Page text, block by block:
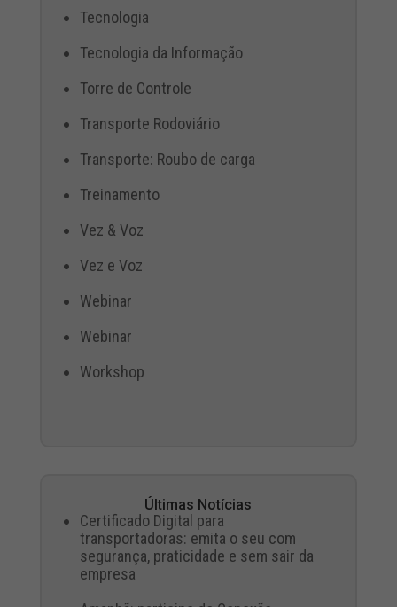
Tecnologia
Tecnologia da Informação
Torre de Controle
Transporte Rodoviário
Transporte: Roubo de carga
Treinamento
Vez & Voz
Vez e Voz
Webinar
Webinar
Workshop
Últimas Notícias
Certificado Digital para
transportadoras: emita o seu com
segurança, praticidade e sem sair da
empresa